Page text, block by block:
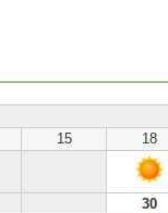
15 18
30